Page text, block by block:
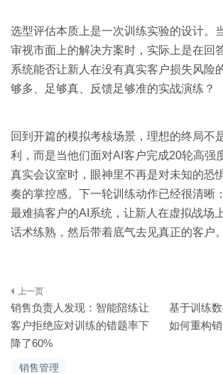
销售管理
选型评估本质上是一次训练实验的设计。
审视市面上的解决方案时，实际上是在回
系统能否让新人在没有真实客户损失风险
够多、足够真、反馈足够准的实战演练？
回到开篇的模拟考核场景，理想的终局不
利，而是当他们面对AI客户完成20轮高强
真实会议室时，眼神里不再是对未知的恐
奏的掌控感。下一轮训练动作已经很清晰
最难搞客户的AI系统，让新人在虚拟战场
话术练熟，然后带着底气去见真正的客户。
文
章
导
销售负责人发现：智能陪练让
客户拒绝应对训练的错题率下
降了60%
基于训练
如何重构